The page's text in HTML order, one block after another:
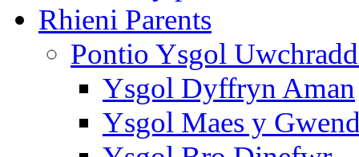
Rhieni Parents
Pontio Ysgol
Ysgol Dyffryn Aman
Ysgol Maes y